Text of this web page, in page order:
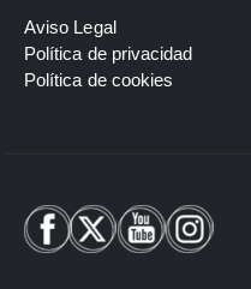
Aviso Legal
Política de privacidad
Política de cookies